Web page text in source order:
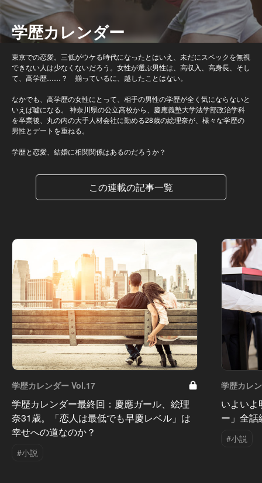
学歴カレンダー
東京での恋愛。三低がウケる時代になったとはいえ、未だにスペックを無視
できない人は少なくないだろう。女性が選ぶ男性は、高収入、高身長、そし
て、高学歴……？ 揃っているに、越したことはない。
なかでも、高学歴の女性にとって、相手の男性の学歴が全く気にならないと
いえば嘘になる。 神奈川県の公立高校から、慶應義塾大学法学部政治学科
を卒業後、丸の内の大手人材会社に勤める28歳の絵理奈が、様々な学歴の
男性とデートを重ねる。
学歴と恋愛、結婚に相関関係はあるのだろうか？
この連載の記事一覧
学歴カレンダー Vol.17
学歴カレンダー最終回：慶應ガール、絵理
奈31歳。「恋人は最低でも早慶レベル」は
幸せへの道なのか？
#小説
学歴カレ
いよい
ー」全話
#小説